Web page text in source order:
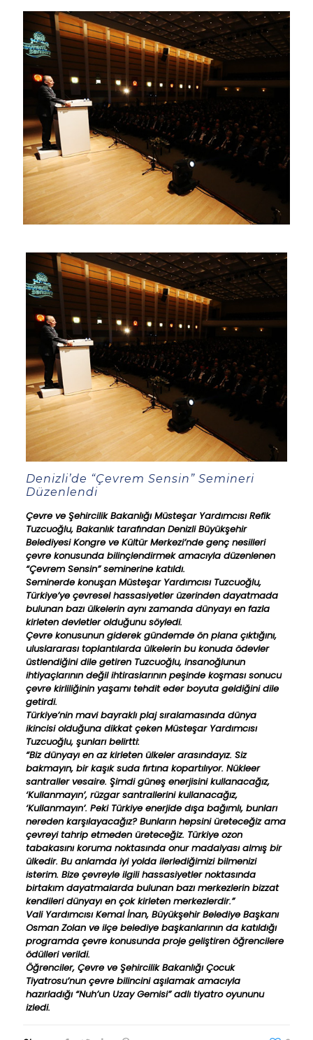
Denizli’de “Çevrem Sensin” Semineri
Düzenlendi
Çevre ve Şehircilik Bakanlığı Müsteşar Yardımcısı Refik
Tuzcuoğlu, Bakanlık tarafından Denizli Büyükşehir
Belediyesi Kongre ve Kültür Merkezi’nde genç nesilleri
çevre konusunda bilinçlendirmek amacıyla düzenlenen
“Çevrem Sensin” seminerine katıldı.
Seminerde konuşan Müsteşar Yardımcısı Tuzcuoğlu,
Türkiye’ye çevresel hassasiyetler üzerinden dayatmada
bulunan bazı ülkelerin aynı zamanda dünyayı en fazla
kirleten devletler olduğunu söyledi.
Çevre konusunun giderek gündemde ön plana çıktığını,
uluslararası toplantılarda ülkelerin bu konuda ödevler
üstlendiğini dile getiren Tuzcuoğlu, insanoğlunun
ihtiyaçlarının değil ihtiraslarının peşinde koşması sonucu
çevre kirliliğinin yaşamı tehdit eder boyuta geldiğini dile
getirdi.
Türkiye’nin mavi bayraklı plaj sıralamasında dünya
ikincisi olduğuna dikkat çeken Müsteşar Yardımcısı
Tuzcuoğlu, şunları belirtti:
“Biz dünyayı en az kirleten ülkeler arasındayız. Siz
bakmayın, bir kaşık suda fırtına kopartılıyor. Nükleer
santraller vesaire. Şimdi güneş enerjisini kullanacağız,
‘Kullanmayın’, rüzgar santrallerini kullanacağız,
‘Kullanmayın’. Peki Türkiye enerjide dışa bağımlı, bunları
nereden karşılayacağız? Bunların hepsini üreteceğiz ama
çevreyi tahrip etmeden üreteceğiz. Türkiye ozon
tabakasını koruma noktasında onur madalyası almış bir
ülkedir. Bu anlamda iyi yolda ilerlediğimizi bilmenizi
isterim. Bize çevreyle ilgili hassasiyetler noktasında
birtakım dayatmalarda bulunan bazı merkezlerin bizzat
kendileri dünyayı en çok kirleten merkezlerdir.”
Vali Yardımcısı Kemal İnan, Büyükşehir Belediye Başkanı
Osman Zolan ve ilçe belediye başkanlarının da katıldığı
programda çevre konusunda proje geliştiren öğrencilere
ödülleri verildi.
Öğrenciler, Çevre ve Şehircilik Bakanlığı Çocuk
Tiyatrosu’nun çevre bilincini aşılamak amacıyla
hazırladığı “Nuh’un Uzay Gemisi” adlı tiyatro oyununu
izledi.